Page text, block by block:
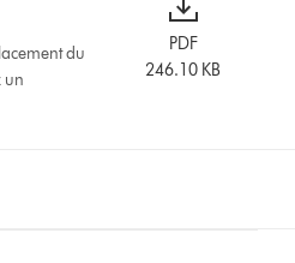
du
un
PDF
246.10 KB